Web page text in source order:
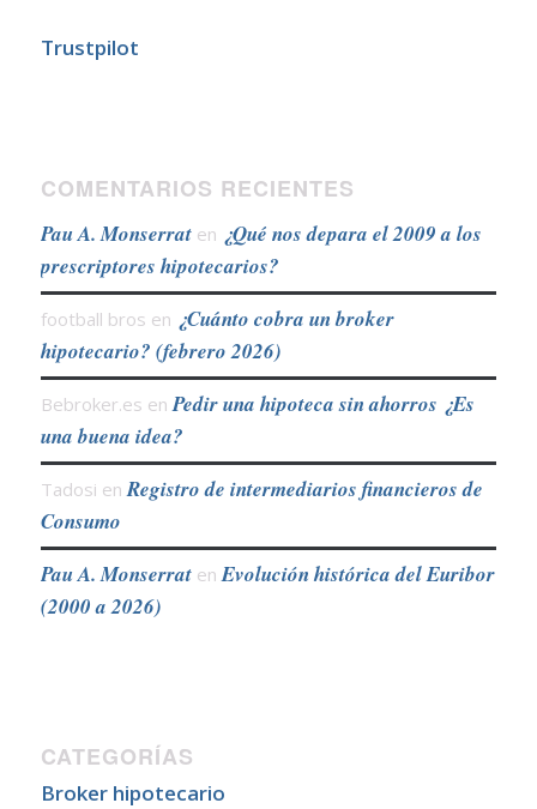
Trustpilot
COMENTARIOS RECIENTES
Pau A. Monserraten ¿Qué nos depara el 2009 a los
prescriptores hipotecarios?
football bros en ¿Cuánto cobra un broker
hipotecario? (febrero 2026)
Bebroker.es en Pedir una hipoteca sin ahorros ¿Es
una buena idea?
Tadosi en Registro de intermediarios financieros de
Consumo
Pau A. Monserraten Evolución histórica del Euribor
(2000 a 2026)
CATEGORÍAS
Broker hipotecario